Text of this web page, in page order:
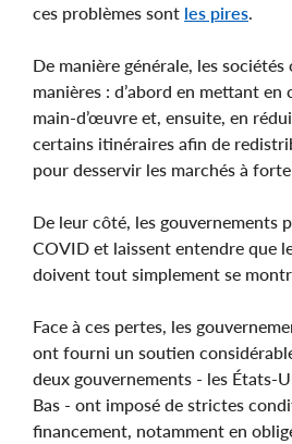
ces problèmes sont les pires
De manière générale, les
manières : d’abord en mettant en
main-d’œuvre et, ensuite, en
certains itinéraires afin de
pour desservir les marchés à forte
De leur côté, les gouvernements
COVID et laissent entendre que
doivent tout simplement se
Face à ces pertes, les
ont fourni un soutien
deux gouvernements - les États-
Bas - ont imposé de strictes
financement, notamment en